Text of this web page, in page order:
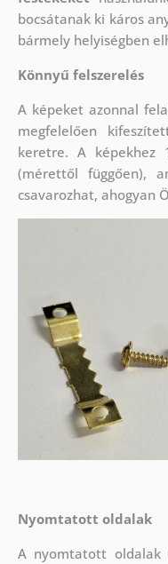
bocsátanak ki káros
bármely helyiségben
Könnyű felszerelés
A képeket azonnal
megfelelően
keretre. A képekhez
(mérettől függően),
csavarozhat, ahogyan
Nyomtatott oldalak
A nyomtatott oldalak